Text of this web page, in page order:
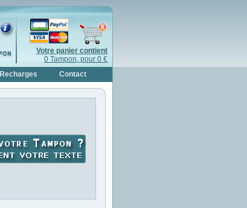
Votre panier contient
0 Tampon, pour 0 €
Recharges Contact